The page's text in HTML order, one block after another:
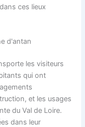
ces lieux
d'antan
les visiteurs
qui ont
et les usages
du Val de Loire.
dans leur